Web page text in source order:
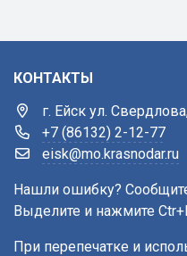
КОНТАКТЫ
г. Ейск ул.
+7 (86132) 2-12-77
eisk@mo.krasnodar.ru
Нашли ошибку?
Выделите и нажмите
При перепечатке и